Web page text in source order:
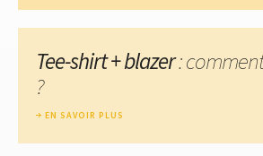
Tee-shirt + blazer:
?
EN SAVOIR PLUS